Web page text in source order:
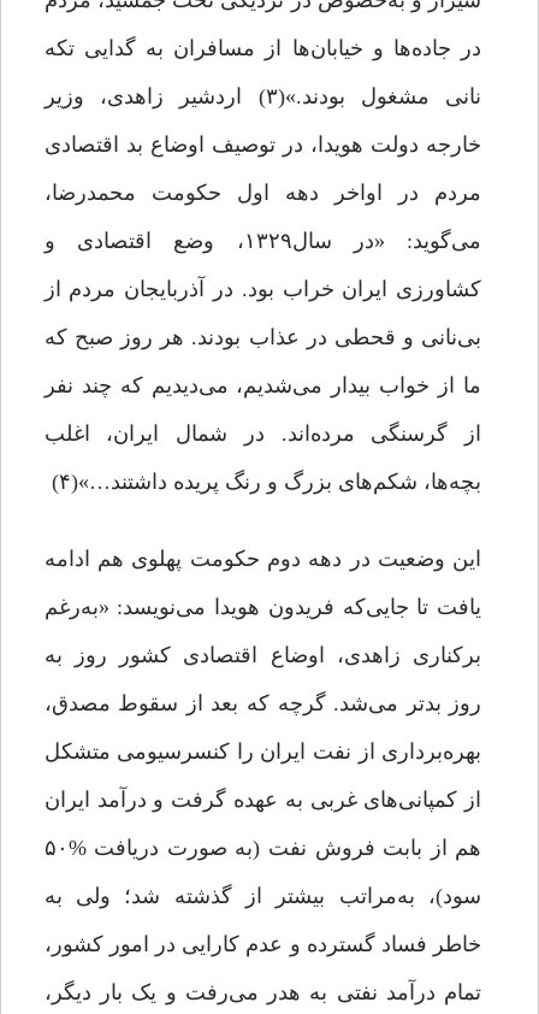
در جاده‌ها و خیابان‌ها از مسافران به گدایی تکه
نانی مشغول بودند.»(۳) اردشیر زاهدی، وزیر
خارجه دولت هویدا، در توصیف اوضاع بد اقتصادی
مردم در اواخر دهه اول حکومت محمدرضا،
می‌گوید: «در سال۱۳۲۹، وضع اقتصادی و
کشاورزی ایران خراب بود. در آذربایجان مردم از
بی‌نانی و قحطی در عذاب بودند. هر روز صبح که
ما از خواب بیدار می‌شدیم، می‌دیدیم که چند نفر
از گرسنگی مرده‌اند. در شمال ایران، اغلب
بچه‌ها، شکم‌های بزرگ و رنگ پریده داشتند…»(۴)
این وضعیت در دهه دوم حکومت پهلوی هم ادامه
یافت تا جایی‌که فریدون هویدا می‌نویسد: «به‌رغم
برکناری زاهدی، اوضاع اقتصادی کشور روز به
روز بدتر می‌شد. گرچه که بعد از سقوط مصدق،
بهره‌برداری از نفت ایران را کنسرسیومی متشکل
از کمپانی‌های غربی به عهده گرفت و درآمد ایران
هم از بابت فروش نفت (به صورت دریافت %۵۰
سود)، به‌مراتب بیشتر از گذشته شد؛ ولی به
خاطر فساد گسترده و عدم کارایی در امور کشور،
تمام درآمد نفتی به هدر می‌رفت و یک بار دیگر،